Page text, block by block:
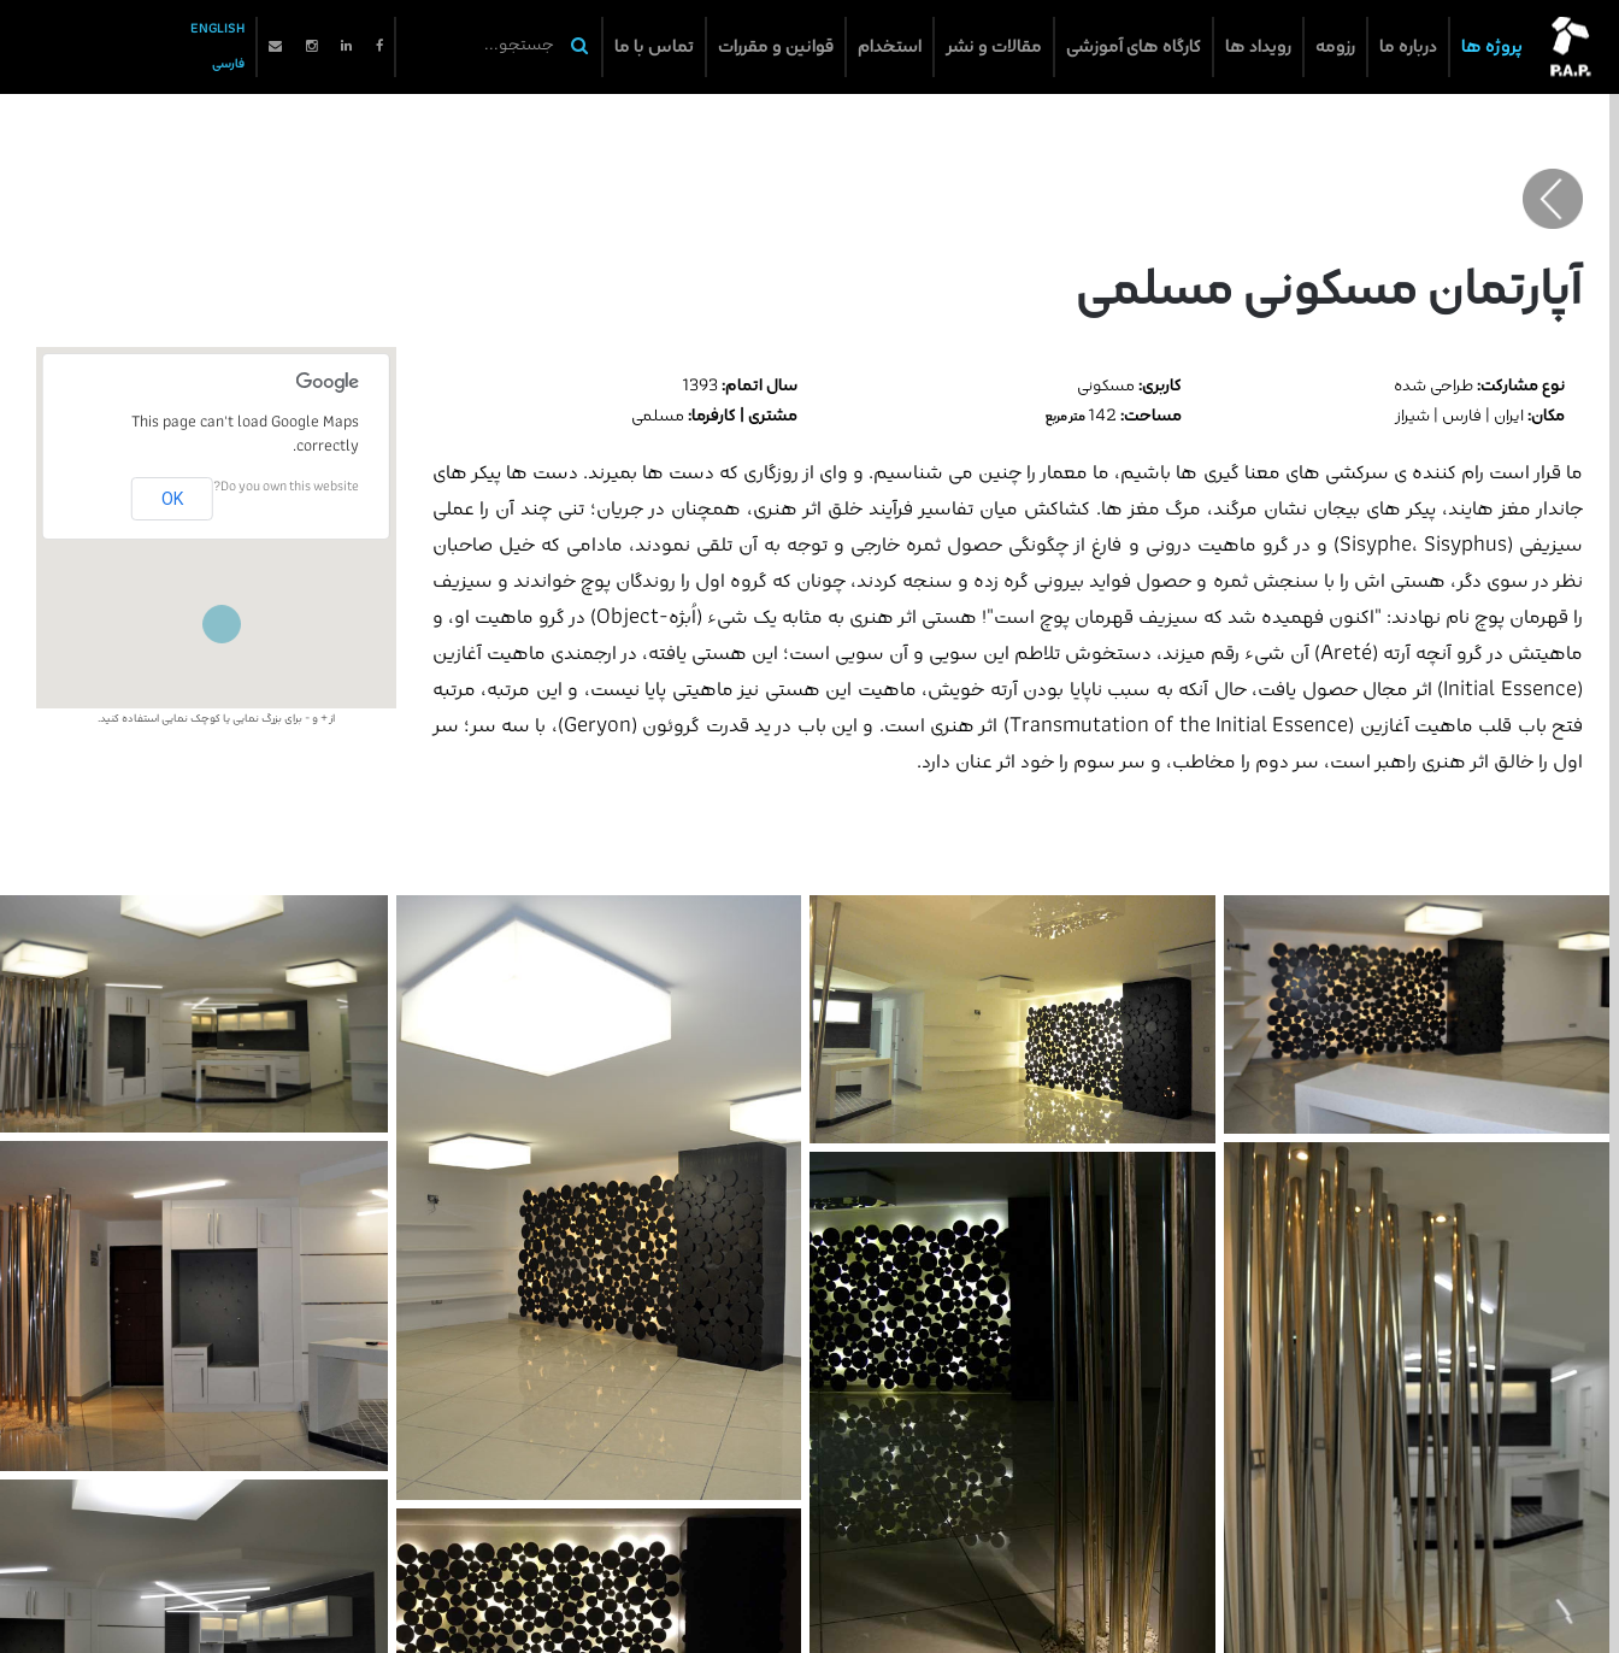
پروژه ها درباره ما رزومه رویداد ها کارگاه های آموزشی مقالات و نشر استخدام قوانین و مقررات تماس با ما
ENGLISH
فارسی
آپارتمان مسکونی مسلمی
نوع مشارکت:طراحی شده کاربری:مسکونی سال اتمام:1393
مکان:ایران | فارس | شیراز مساحت:142متر مربع مشتری | کارفرما:مسلمی
ما قرار است رام کننده ی سرکشی های معنا گیری ها باشیم، ما معمار را چنین می شناسیم. و وای از روزگاری که دست ها بمیرند. دست ها پیکر های
جاندار مغز هایند، پیکر های بیجان نشان مرگند، مرگ مغز ها. کشاکش میان تفاسیر فرآیند خلق اثر هنری، همچنان در جریان؛ تنی چند آن را عملی
سیزیفی (Sisyphe، Sisyphus) و در گرو ماهیت درونی و فارغ از چگونگی حصول ثمره خارجی و توجه به آن تلقی نمودند، مادامی که خیل صاحبان
نظر در سوی دگر، هستی اش را با سنجش ثمره و حصول فواید بیرونی گره زده و سنجه کردند، چونان که گروه اول را روندگان پوچ خواندند و سیزیف
را قهرمان پوچ نام نهادند: "اکنون فهمیده شد که سیزیف قهرمان پوچ است"! هستی اثر هنری به مثابه یک شیء (اُبژه-Object) در گرو ماهیت او، و
ماهیتش در گرو آنچه آرته (Areté) آن شیء رقم میزند، دستخوش تلاطم این سویی و آن سویی است؛ این هستی یافته، در ارجمندی ماهیت آغازین
(Initial Essence) اثر مجال حصول یافت، حال آنکه به سبب ناپایا بودن آرته خویش، ماهیت این هستی نیز ماهیتی پایا نیست، و این مرتبه، مرتبه
فتح باب قلب ماهیت آغازین (Transmutation of the Initial Essence) اثر هنری است. و این باب در ید قدرت گروئون (Geryon)، با سه سر؛ سر
اول را خالق اثر هنری راهبر است، سر دوم را مخاطب، و سر سوم را خود اثر عنان دارد.
This page can't load Google Maps
correctly.
Do you own this website?
OK
This page can't load Google Maps
correctly.
Do you own this website?
OK
از + و - برای بزرگ نمایی یا کوچک نمایی استفاده کنید.